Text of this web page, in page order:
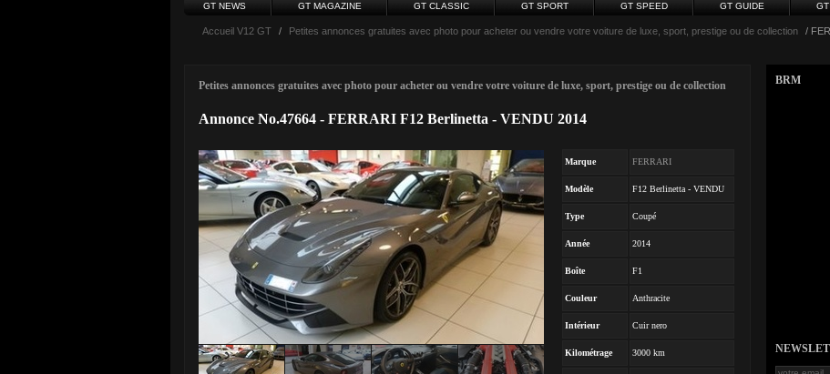
GT NEWS GT MAGAZINE GT CLASSIC GT SPORT GT SPEED GT GUIDE
Accueil V12 GT / Petites annonces gratuites avec photo pour acheter ou vendre votre voiture de luxe, sport, prestige ou de collection /
Petites annonces gratuites avec photo pour acheter ou vendre votre voiture de luxe, sport, prestige ou de collection
Annonce No.47664 - FERRARI F12 Berlinetta - VENDU 2014
Marque FERRARI
Modèle F12 Berlinetta - VENDU
Type Coupé
Année 2014
Boîte F1
Couleur Anthracite
Intérieur Cuir nero
Kilométrage 3000 km
BRM